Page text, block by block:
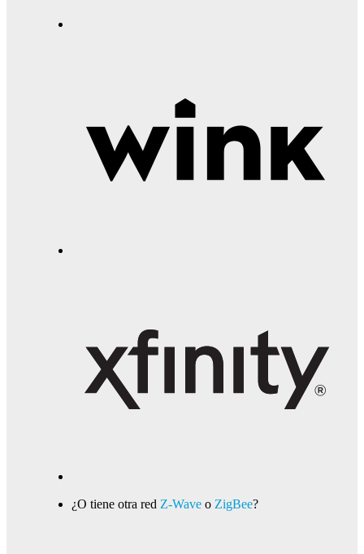
¿O tiene otra red Z-Wave o ZigBee?